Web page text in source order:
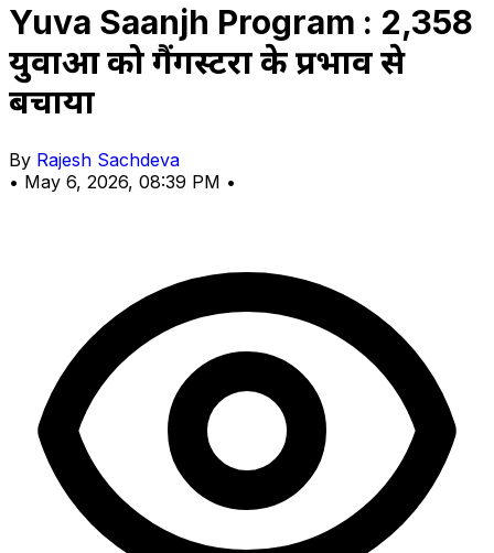
Yuva Saanjh Program : 2,358
युवाओं को गैंगस्टरों के प्रभाव से
बचाया
By Rajesh Sachdeva
• May 6, 2026, 08:39 PM •